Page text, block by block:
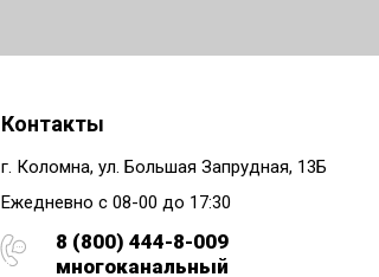
Контакты
г. Коломна, ул. Большая Запрудная, 13Б
Ежедневно с 08-00 до 17:30
8 (800) 444-8-009
многоканальный